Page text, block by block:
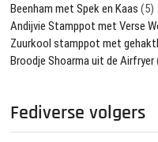
Beenham met Spek en Kaas (5)
Andijvie Stamppot met Verse
Zuurkool stamppot met
Broodje Shoarma uit de Airfryer
Fediverse volgers